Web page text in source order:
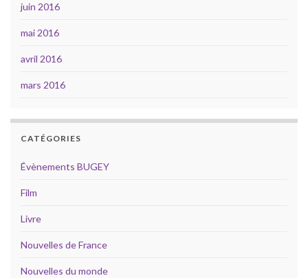
juin 2016
mai 2016
avril 2016
mars 2016
CATÉGORIES
Évènements BUGEY
Film
Livre
Nouvelles de France
Nouvelles du monde